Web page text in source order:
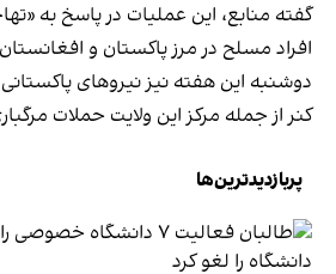
گفته منابع، این عملیات‌ در پاسخ به
افراد مسلح در مرز پاکستان و
دوشنبه این هفته نیز نیروهای
کنر از جمله مرکز این ولایت حملات
پربازدیدترین‌ها